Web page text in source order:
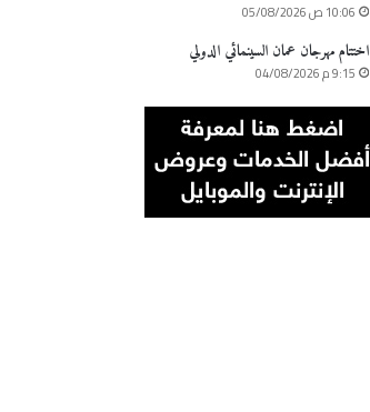
10:06 ص 05/08/2026
اختتام مهرجان عمان السينمائي الدولي
9:15 م 04/08/2026